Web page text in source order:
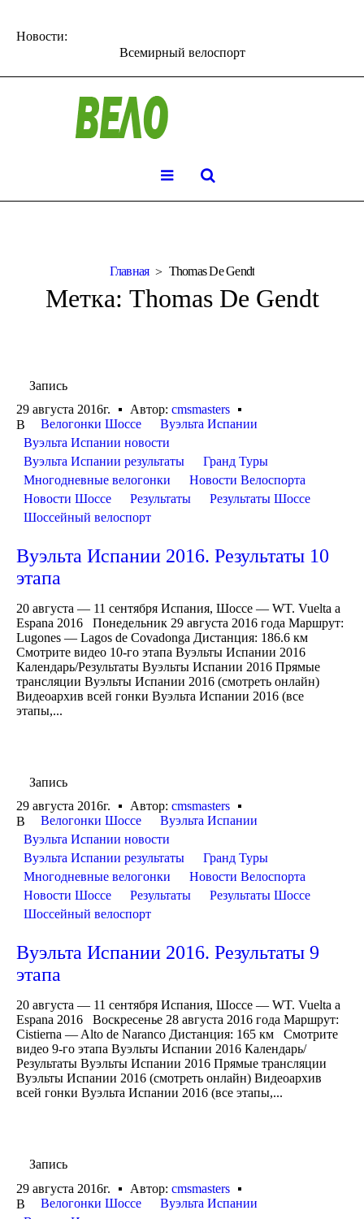
Новости:
Всемирный велоспорт
Главная Thomas De Gendt
Метка: Thomas De Gendt
Запись
29 августа 2016г.
Автор: cmsmasters
В
Велогонки Шоссе
Вуэльта Испании
Вуэльта Испании новости
Вуэльта Испании результаты
Гранд Туры
Многодневные велогонки
Новости Велоспорта
Новости Шоссе
Результаты
Результаты Шоссе
Шоссейный велоспорт
Вуэльта Испании 2016. Результаты 10
этапа
20 августа — 11 сентября Испания, Шоссе — WT. Vuelta a
Espana 2016 Понедельник 29 августа 2016 года Маршрут:
Lugones — Lagos de Covadonga Дистанция: 186.6 км
Смотрите видео 10-го этапа Вуэльты Испании 2016
Календарь/Результаты Вуэльты Испании 2016 Прямые
трансляции Вуэльты Испании 2016 (смотреть онлайн)
Видеоархив всей гонки Вуэльта Испании 2016 (все
этапы,...
Запись
29 августа 2016г.
Автор: cmsmasters
В
Велогонки Шоссе
Вуэльта Испании
Вуэльта Испании новости
Вуэльта Испании результаты
Гранд Туры
Многодневные велогонки
Новости Велоспорта
Новости Шоссе
Результаты
Результаты Шоссе
Шоссейный велоспорт
Вуэльта Испании 2016. Результаты 9
этапа
20 августа — 11 сентября Испания, Шоссе — WT. Vuelta a
Espana 2016 Воскресенье 28 августа 2016 года Маршрут:
Cistierna — Alto de Naranco Дистанция: 165 км Смотрите
видео 9-го этапа Вуэльты Испании 2016 Календарь/
Результаты Вуэльты Испании 2016 Прямые трансляции
Вуэльты Испании 2016 (смотреть онлайн) Видеоархив
всей гонки Вуэльта Испании 2016 (все этапы,...
Запись
29 августа 2016г.
Автор: cmsmasters
В
Велогонки Шоссе
Вуэльта Испании